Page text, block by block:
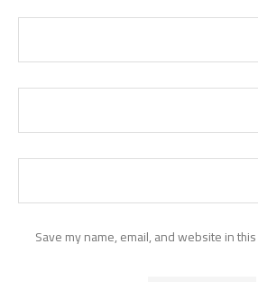
Save my name, email, and website in